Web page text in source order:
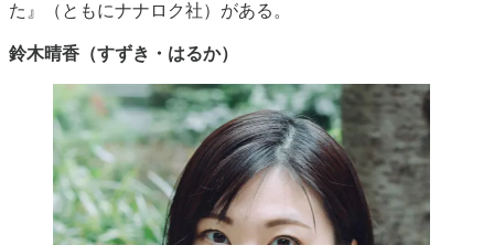
た』（ともにナナロク社）がある。
鈴木晴香（すずき・はるか）